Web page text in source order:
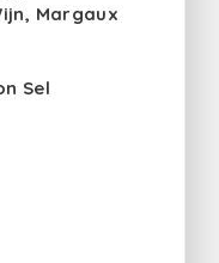
Margaux
Sel